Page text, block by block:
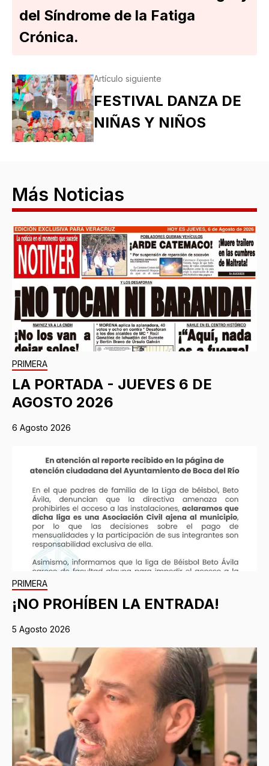
del Síndrome de la Fatiga
Crónica.
Artículo siguiente
FESTIVAL DANZA DE
NIÑAS Y NIÑOS
Más Noticias
PRIMERA
LA PORTADA - JUEVES 6 DE
AGOSTO 2026
6 Agosto 2026
PRIMERA
¡NO PROHÍBEN LA ENTRADA!
5 Agosto 2026